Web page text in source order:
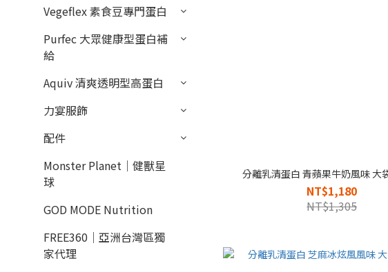
Vegeflex 素食豆專門蛋白
Purfec 大眾健康型蛋白補
給
Aquiv 清爽透明型高蛋白
力宴服飾
配件
Monster Planet｜健獸星
球
GOD MODE Nutrition
FREE360｜亞洲台灣區獨
家代理
分離乳清蛋白 青蘋果牛奶風味 大
NT$1,180
NT$1,305